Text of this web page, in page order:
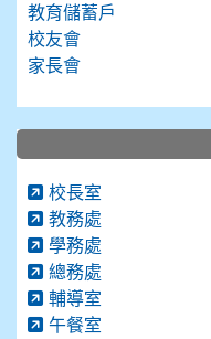
教育儲蓄戶
校友會
家長會
校長室
教務處
學務處
總務處
輔導室
午餐室